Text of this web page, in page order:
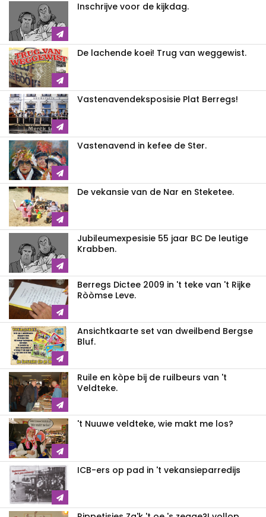
Inschrijve voor de kijkdag.
De lachende koei! Trug van weggewist.
Vastenavendeksposisie Plat Berregs!
Vastenavend in kefee de Ster.
De vekansie van de Nar en Steketee.
Jubileumexpesisie 55 jaar BC De leutige
Krabben.
Berregs Dictee 2009 in 't teke van 't Rijke
Ròòmse Leve.
Ansichtkaarte set van dweilbend Bergse
Bluf.
Ruile en kòpe bij de ruilbeurs van 't
Veldteke.
't Nuuwe veldteke, wie makt me los?
ICB-ers op pad in 't vekansieparredijs